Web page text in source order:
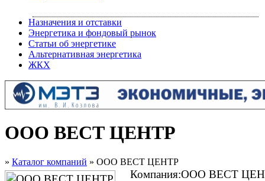
Назначения и отставки
Энергетика и фондовый рынок
Статьи об энергетике
Альтернативная энергетика
ЖКХ
ООО ВЕСТ ЦЕНТР
» Каталог компаний » ООО ВЕСТ ЦЕНТР
Компания:ООО ВЕСТ